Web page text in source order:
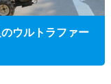
ウルトラファー